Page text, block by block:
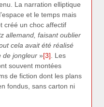
La narration elliptique
et le temps mais
créé un choc affectif
allemand, faisant oublier
cela avait été réalisé
de jongleur »[3]. Les
souvent montées
de fiction dont les plans
fondus, sans carton ni